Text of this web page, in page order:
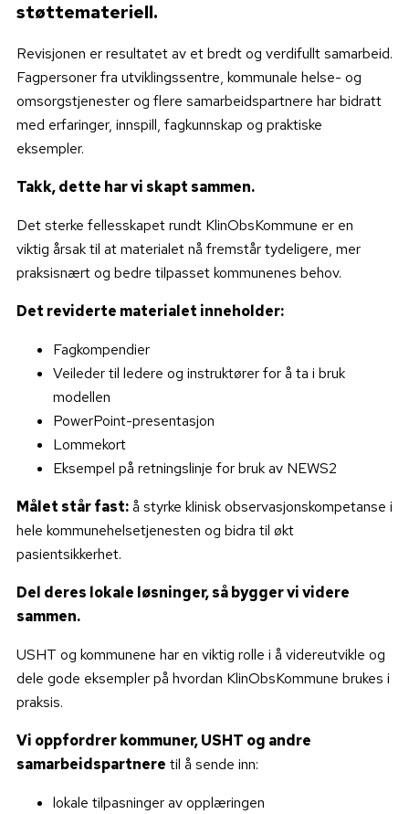
støttemateriell.
Revisjonen er resultatet av et bredt og verdifullt samarbeid.
Fagpersoner fra utviklingssentre, kommunale helse- og
omsorgstjenester og flere samarbeidspartnere har bidratt
med erfaringer, innspill, fagkunnskap og praktiske
eksempler.
Takk, dette har vi skapt sammen.
Det sterke fellesskapet rundt KlinObsKommune er en
viktig årsak til at materialet nå fremstår tydeligere, mer
praksisnært og bedre tilpasset kommunenes behov.
Det reviderte materialet inneholder:
Fagkompendier
Veileder til ledere og instruktører for å ta i bruk
modellen
PowerPoint-presentasjon
Lommekort
Eksempel på retningslinje for bruk av NEWS2
Målet står fast:å styrke klinisk observasjonskompetanse i
hele kommunehelsetjenesten og bidra til økt
pasientsikkerhet.
Del deres lokale løsninger, så bygger vi videre
sammen.
USHT og kommunene har en viktig rolle i å videreutvikle og
dele gode eksempler på hvordan KlinObsKommune brukes i
praksis.
Vi oppfordrer kommuner, USHT og andre
samarbeidspartnere til å sende inn:
lokale tilpasninger av opplæringen